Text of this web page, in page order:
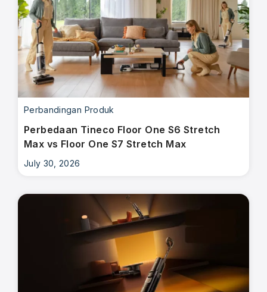
Perbandingan Produk
Perbedaan Tineco Floor One S6 Stretch
Max vs Floor One S7 Stretch Max
July 30, 2026